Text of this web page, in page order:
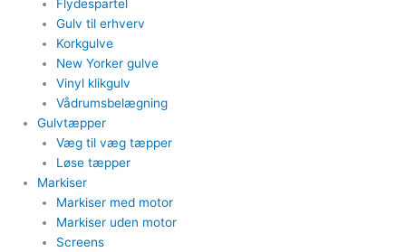
Flydespartel
Gulv til erhverv
Korkgulve
New Yorker gulve
Vinyl klikgulv
Vådrumsbelægning
Gulvtæpper​
Væg til væg tæpper
​Løse tæpper
Markiser
Markiser med motor​
Markiser uden motor​
Screens